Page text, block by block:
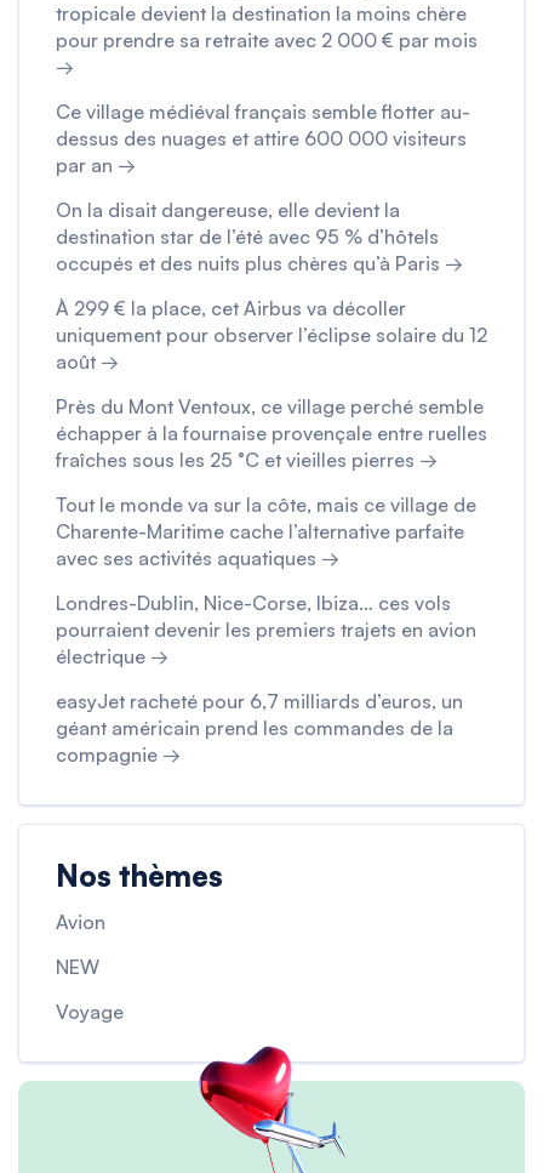
tropicale devient la destination la moins chère
pour prendre sa retraite avec 2 000 € par mois
→
Ce village médiéval français semble flotter au-
dessus des nuages et attire 600 000 visiteurs
par an →
On la disait dangereuse, elle devient la
destination star de l’été avec 95 % d’hôtels
occupés et des nuits plus chères qu’à Paris →
À 299 € la place, cet Airbus va décoller
uniquement pour observer l’éclipse solaire du 12
août →
Près du Mont Ventoux, ce village perché semble
échapper à la fournaise provençale entre ruelles
fraîches sous les 25 °C et vieilles pierres →
Tout le monde va sur la côte, mais ce village de
Charente-Maritime cache l’alternative parfaite
avec ses activités aquatiques →
Londres-Dublin, Nice-Corse, Ibiza… ces vols
pourraient devenir les premiers trajets en avion
électrique →
easyJet racheté pour 6,7 milliards d’euros, un
géant américain prend les commandes de la
compagnie →
Nos thèmes
Avion
NEW
Voyage